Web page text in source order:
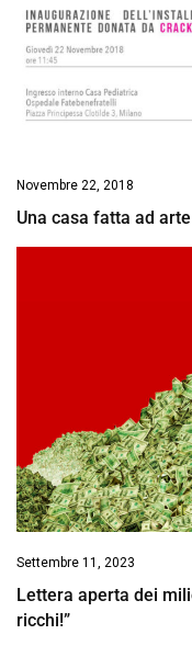
Novembre 22, 2018
Una casa fatta ad
Settembre 11, 2023
Lettera aperta dei
ricchi!”